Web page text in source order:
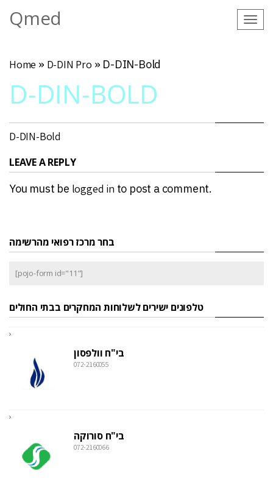
Qmed
Home » D-DIN Pro » D-DIN-Bold
D-DIN-BOLD
D-DIN-Bold
LEAVE A REPLY
You must be logged in to post a comment.
בחר מרכז רפואי מהרשימה
[pojo-form id="11"]
טלפונים ישירים לשלוחות המחקרים בבתי החולים
בי"ח וולפסון
072-2160055
בי"ח סורוקה
072-2160066